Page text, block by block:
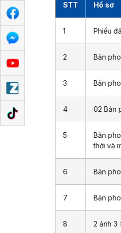
STT Hồ sơ
1 Phiếu
2 Bản
3 Bản
4 02 Bản
5
Bản
thời và
6 Bản
7 Bản
8 2 ảnh 3